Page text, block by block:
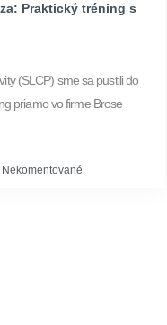
Praktický tréning s
(SLCP) sme sa pustili do
priamo vo firme Brose
Nekomentované